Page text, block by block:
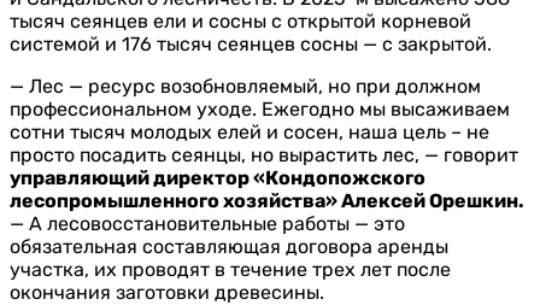
тысяч сеянцев ели и сосны с открытой корневой
системой и 176 тысяч сеянцев сосны — с закрытой.
— Лес — ресурс возобновляемый, но при должном
профессиональном уходе. Ежегодно мы высаживаем
сотни тысяч молодых елей и сосен, наша цель – не
просто посадить сеянцы, но вырастить лес, — говорит
управляющий директор «Кондопожского
лесопромышленного хозяйства» Алексей Орешкин.
— А лесовосстановительные работы — это
обязательная составляющая договора аренды
участка, их проводят в течение трех лет после
окончания заготовки древесины.